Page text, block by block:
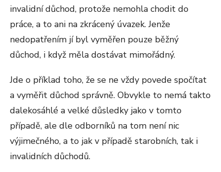
invalidní důchod, protože nemohla chodit do
práce, a to ani na zkrácený úvazek. Jenže
nedopatřením jí byl vyměřen pouze běžný
důchod, i když měla dostávat mimořádný.
Jde o příklad toho, že se ne vždy povede spočítat
a vyměřit důchod správně. Obvykle to nemá takto
dalekosáhlé a velké důsledky jako v tomto
případě, ale dle odborníků na tom není nic
výjimečného, a to jak v případě starobních, tak i
invalidních důchodů.